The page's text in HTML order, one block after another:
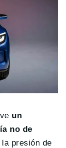
un
no de
presión de